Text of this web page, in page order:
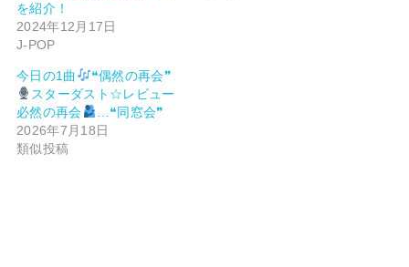
を紹介！
2024年12月17日
J-POP
今日の1曲
❝偶然の再会❞
スターダスト☆レビュー
必然の再会
…❝同窓会❞
2026年7月18日
類似投稿